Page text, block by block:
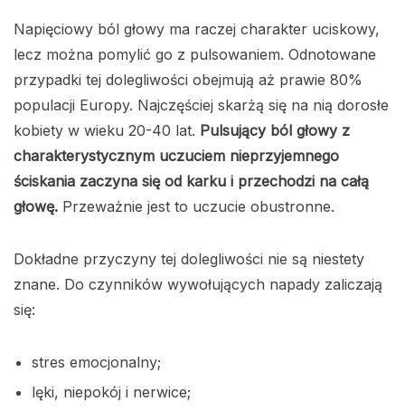
Napięciowy ból głowy ma raczej charakter uciskowy,
lecz można pomylić go z pulsowaniem. Odnotowane
przypadki tej dolegliwości obejmują aż prawie 80%
populacji Europy. Najczęściej skarżą się na nią dorosłe
kobiety w wieku 20-40 lat. Pulsujący ból głowy z
charakterystycznym uczuciem nieprzyjemnego
ściskania zaczyna się od karku i przechodzi na całą
głowę. Przeważnie jest to uczucie obustronne.
Dokładne przyczyny tej dolegliwości nie są niestety
znane. Do czynników wywołujących napady zaliczają
się:
stres emocjonalny;
lęki, niepokój i nerwice;